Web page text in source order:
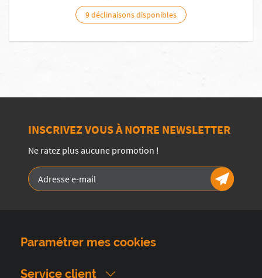
9 déclinaisons disponibles
INSCRIVEZ VOUS À NOTRE NEWSLETTER
Ne ratez plus aucune promotion !
Paramétrer mes cookies
Service client